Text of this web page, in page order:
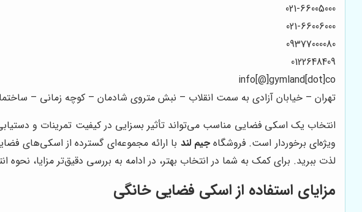
021-66005000
021-66006000
09377000080
0122648409
info[@]gymland[dot]co
تهران – خیابان آزادی به سمت انقلاب – نبش متروی شادمان – کوچه زمانی – ساختمان شماره 133 –
انتخاب یک اسکی فضایی مناسب می‌تواند تأثیر بسزایی در کیفیت تمرینات و
ویژه‌ای برخوردار است. فروشگاهجیم لند با ارائه مجموعه‌ای گسترده از اسکی‌های
لذت ببرید. برای کمک به شما در انتخاب بهتر، در ادامه به بررسی دقیق‌تر مزایا،
مزایای استفاده از اسکی فضایی خانگی